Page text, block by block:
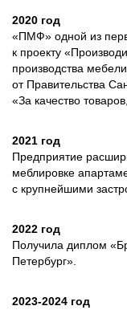
2020 год
«ПМФ» одной из
к проекту
производства
от Правительства
«За качество
2021 год
Предприятие
меблировке
с крупнейшими
2022 год
Получила диплом
Петербург».
2023-2024 год